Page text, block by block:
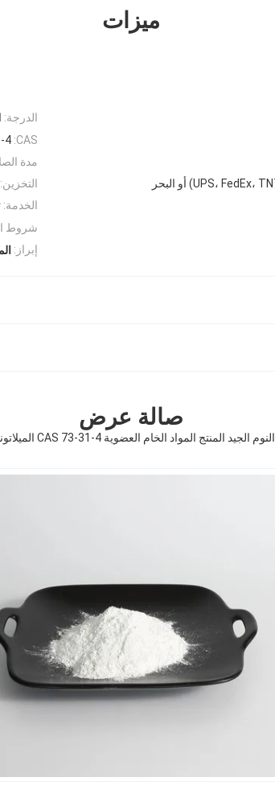
ميزات
الدرجة:
CAS:
4
مدة
التخزين:
الخدمة:
شروط
إبراز:
صالة عرض
النوم الجيد المنتج المواد الخام العضوية CAS 73-31-4 الميلاتونين